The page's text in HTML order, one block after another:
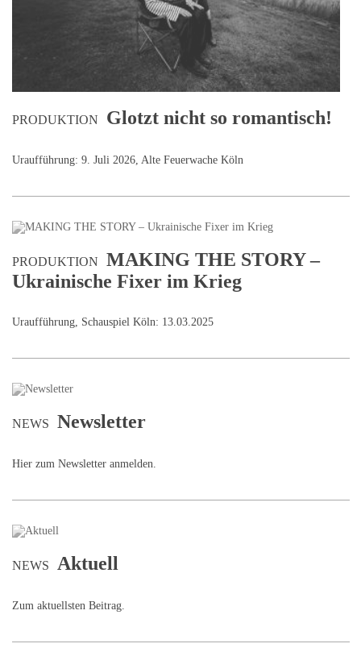
PRODUKTION Glotzt nicht so romantisch!
Uraufführung: 9. Juli 2026, Alte Feuerwache Köln
PRODUKTION
MAKING THE STORY –
Ukrainische Fixer im Krieg
Uraufführung, Schauspiel Köln: 13.03.2025
NEWS Newsletter
Hier zum Newsletter anmelden.
NEWS Aktuell
Zum aktuellsten Beitrag.